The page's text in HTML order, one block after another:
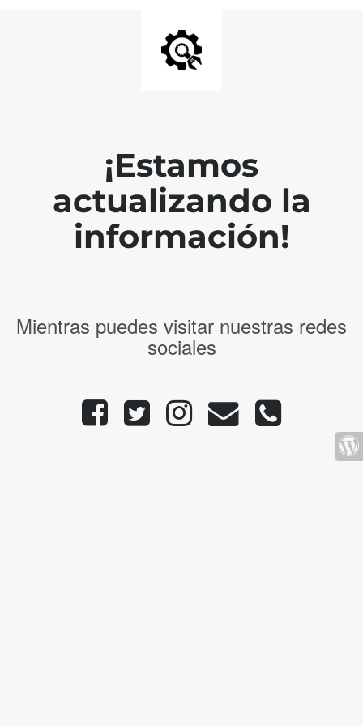
¡Estamos
actualizando la
información!
Mientras puedes visitar nuestras redes
sociales